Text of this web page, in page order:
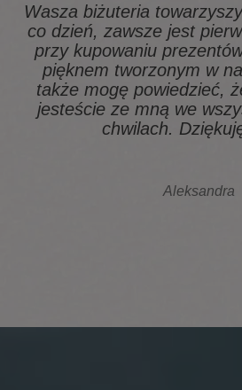
Wasza biżuteria
co dzień, zawsze jest
przy kupowaniu
pięknem tworzonym w
także mogę powiedzieć,
jesteście ze mną we
chwilach.
Aleksandra